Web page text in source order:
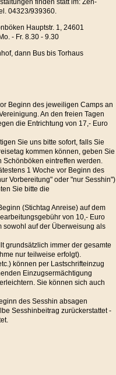
finden statt im: Zen-
04323/939360.
Hauptstr. 1, 24601
- Fr. 8.30 - 9.30
dann Bus bis Torhaus
Beginn des jeweiligen Camps an
An den freien Tagen
die Entrichtung von 17,- Euro
Sie uns bitte sofort, falls Sie
kommen können, geben Sie
Schönböken eintreffen werden.
1 Woche vor Beginn des
Vorbereitung" oder "nur Sesshin")
Sie bitte die
(Stichtag Anreise) auf dem
von 10,- Euro
sowohl auf der Überweisung als
grundsätzlich immer der gesamte
nur teilweise erfolgt).
können per Lastschrifteinzug
Einzugsermächtigung
Sie können sich auch
des Sesshin absagen
Sesshinbeitrag zurückerstattet -